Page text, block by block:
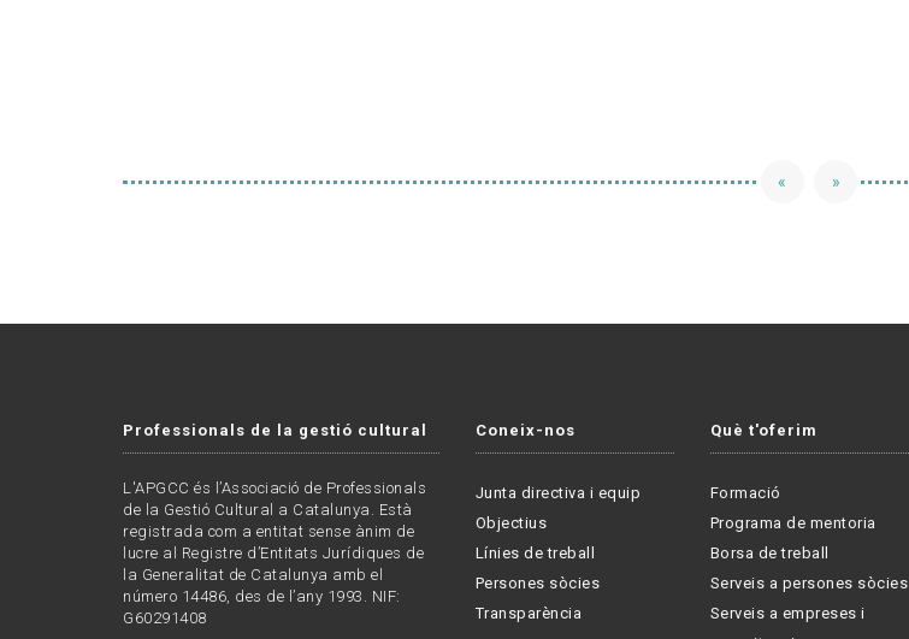
« »
Professionals de la gestió cultural
L'APGCC és l’Associació de Professionals
de la Gestió Cultural a Catalunya. Està
registrada com a entitat sense ànim de
lucre al Registre d’Entitats Jurídiques de
la Generalitat de Catalunya amb el
número 14486, des de l’any 1993. NIF:
G60291408
Coneix-nos
Junta directiva i equip
Objectius
Línies de treball
Persones sòcies
Transparència
Què t'oferim
Formació
Programa de mentoria
Borsa de treball
Serveis a persones sòcies
Serveis a empreses i